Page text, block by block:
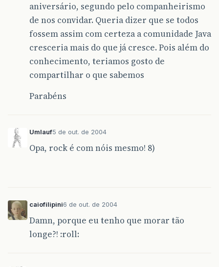
aniversário, segundo pelo companheirismo
de nos convidar. Queria dizer que se todos
fossem assim com certeza a comunidade Java
cresceria mais do que já cresce. Pois além do
conhecimento, teriamos gosto de
compartilhar o que sabemos
Parabéns
Umlauf5 de out. de 2004
Opa, rock é com nóis mesmo! 8)
caiofilipini6 de out. de 2004
Damn, porque eu tenho que morar tão
longe?! :roll: